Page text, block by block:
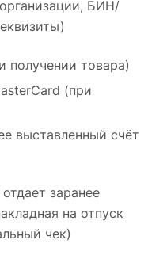
БИН/
товара)
(при
выставленный счёт
заранее
на отпуск
чек)